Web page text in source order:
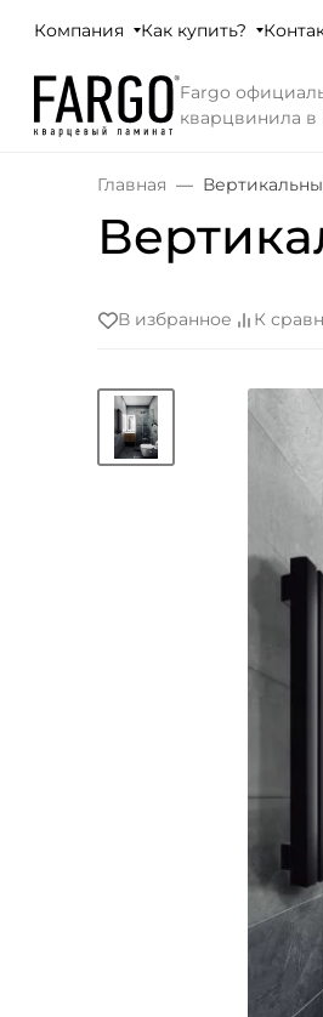
Компания Как купить?
Fargo
кварцвинила в
Главная
В избранное К